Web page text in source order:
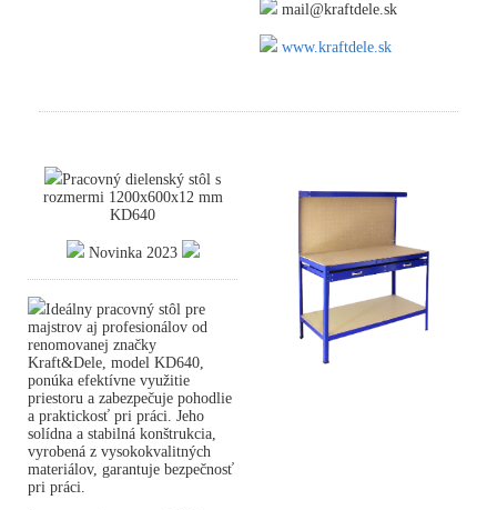
mail@kraftdele.sk
www.kraftdele.sk
Pracovný dielenský stôl s
rozmermi 1200x600x12 mm
KD640
Novinka 2023
Ideálny pracovný stôl pre
majstrov aj profesionálov od
renomovanej značky
Kraft&Dele, model KD640,
ponúka efektívne využitie
priestoru a zabezpečuje pohodlie
a praktickosť pri práci. Jeho
solídna a stabilná konštrukcia,
vyrobená z vysokokvalitných
materiálov, garantuje bezpečnosť
pri práci.